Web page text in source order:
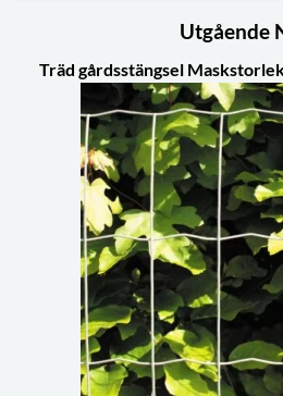
Utgående
Träd gårdsstängsel